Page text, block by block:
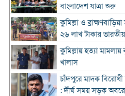
বাংলাদেশ যাত্রা শুরু
কুমিল্লা ও
২৬ লাখ টাকার
কুমিল্লায় হত্যা
খালাস
চাঁদপুরে মাদক বিরোধী
: দীর্ঘ সময় সড়ক